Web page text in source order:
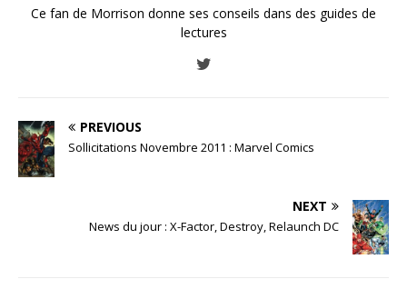
Ce fan de Morrison donne ses conseils dans des guides de
lectures
PREVIOUS
Sollicitations Novembre 2011 : Marvel Comics
NEXT
News du jour : X-Factor, Destroy, Relaunch DC